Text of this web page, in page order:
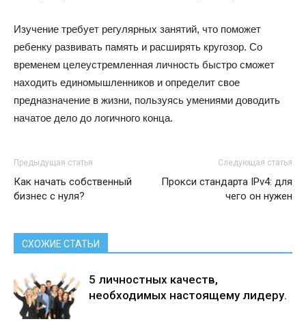
Изучение требует регулярных занятий, что поможет
ребенку развивать память и расширять кругозор. Со
временем целеустремленная личность быстро сможет
находить единомышленников и определит свое
предназначение в жизни, пользуясь умениями доводить
начатое дело до логичного конца.
Предыдущая статья
Как начать собственный
бизнес с нуля?
Следующая статья
Прокси стандарта IPv4: для
чего он нужен
СХОЖИЕ СТАТЬИ
5 личностных качеств,
необходимых настоящему лидеру.